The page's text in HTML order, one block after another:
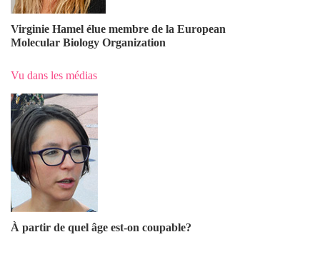
Virginie Hamel élue membre de la European
Molecular Biology Organization
Vu dans les médias
À partir de quel âge est-on coupable?